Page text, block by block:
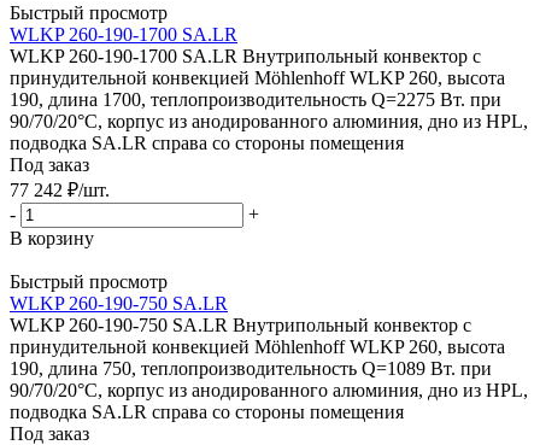
Быстрый просмотр
WLKP 260-190-1700 SA.LR
WLKP 260-190-1700 SA.LR Внутрипольный конвектор с
принудительной конвекцией Möhlenhoff WLKP 260, высота
190, длина 1700, теплопроизводительность Q=2275 Вт. при
90/70/20°C, корпус из анодированного алюминия, дно из HPL,
подводка SA.LR справа со стороны помещения
Под заказ
77 242 ₽/шт.
-
+
В корзину
Быстрый просмотр
WLKP 260-190-750 SA.LR
WLKP 260-190-750 SA.LR Внутрипольный конвектор с
принудительной конвекцией Möhlenhoff WLKP 260, высота
190, длина 750, теплопроизводительность Q=1089 Вт. при
90/70/20°C, корпус из анодированного алюминия, дно из HPL,
подводка SA.LR справа со стороны помещения
Под заказ